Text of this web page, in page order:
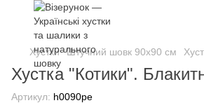
Хустки Штучний шовк 90х90 см
Хустка "Котики".
Артикул: h0090pe